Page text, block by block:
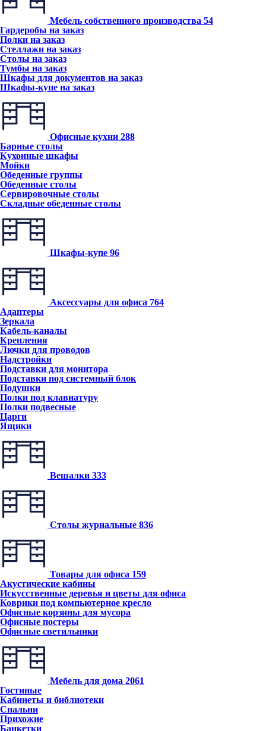
Мебель собственного производства 54
Гардеробы на заказ
Полки на заказ
Стеллажи на заказ
Столы на заказ
Тумбы на заказ
Шкафы для документов на заказ
Шкафы-купе на заказ
Офисные кухни 288
Барные столы
Кухонные шкафы
Мойки
Обеденные группы
Обеденные столы
Сервировочные столы
Складные обеденные столы
Шкафы-купе 96
Аксессуары для офиса 764
Адаптеры
Зеркала
Кабель-каналы
Крепления
Лючки для проводов
Надстройки
Подставки для монитора
Подставки под системный блок
Подушки
Полки под клавиатуру
Полки подвесные
Царги
Ящики
Вешалки 333
Столы журнальные 836
Товары для офиса 159
Акустические кабины
Искусственные деревья и цветы для офиса
Коврики под компьютерное кресло
Офисные корзины для мусора
Офисные постеры
Офисные светильники
Мебель для дома 2061
Гостиные
Кабинеты и библиотеки
Спальни
Прихожие
Банкетки